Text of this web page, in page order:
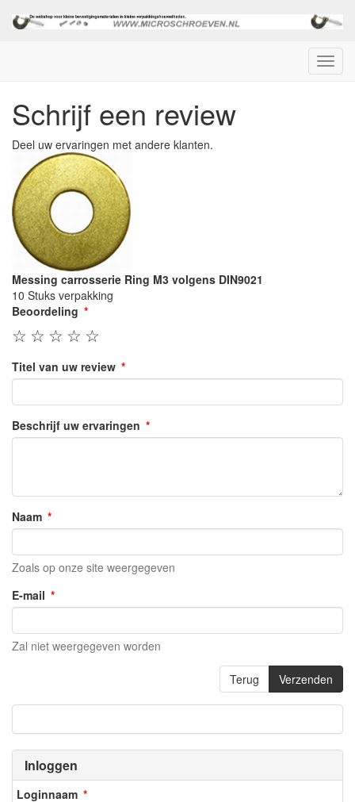
Menu
Inloggen
Loginnaam
Schrijf een review
Deel uw ervaringen met andere klanten.
Messing carrosserie Ring M3 volgens DIN9021
10 Stuks verpakking
Beoordeling
☆
☆
☆
☆
☆
Titel van uw review
Beschrijf uw ervaringen
Naam
Zoals op onze site weergegeven
E-mail
Zal niet weergegeven worden
Terug Verzenden